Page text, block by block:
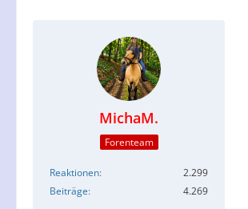
MichaM.
Forenteam
Reaktionen
2.299
Beiträge
4.269